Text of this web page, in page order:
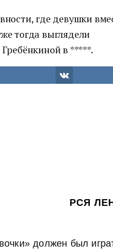
где девушки
тогда выглядели
в *****.
РСЯ
должен был